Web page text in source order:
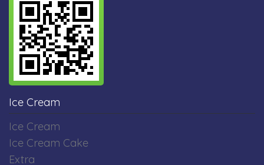
Ice Cream
Ice Cream
Ice Cream Cake
Extra